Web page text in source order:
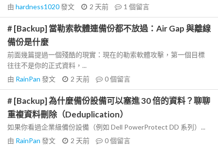
由 hardness1020發文 2 天前 1 個留言
# [Backup] 當勒索軟體連備份都不放過：Air Gap 與離線
備份是什麼
前面幾篇提過一個殘酷的現實：現在的勒索軟體攻擊，第一個目標
往往不是你的正式資料，...
由 RainPan 發文 2 天前 0個留言
# [Backup] 為什麼備份設備可以塞進 30 倍的資料？聊聊
重複資料刪除（Deduplication）
如果你看過企業級備份設備（例如 Dell PowerProtect DD 系列）...
由 RainPan 發文 2 天前 0個留言